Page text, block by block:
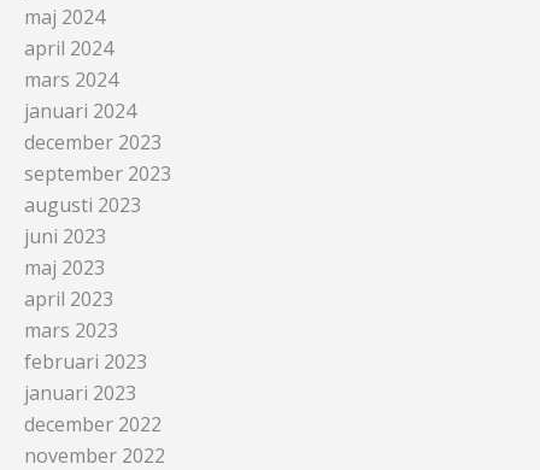
maj 2024
april 2024
mars 2024
januari 2024
december 2023
september 2023
augusti 2023
juni 2023
maj 2023
april 2023
mars 2023
februari 2023
januari 2023
december 2022
november 2022